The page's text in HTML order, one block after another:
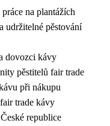
na plantážích
udržitelné pěstování
dovozci kávy
pěstitelů fair trade
při nákupu
trade kávy
republice